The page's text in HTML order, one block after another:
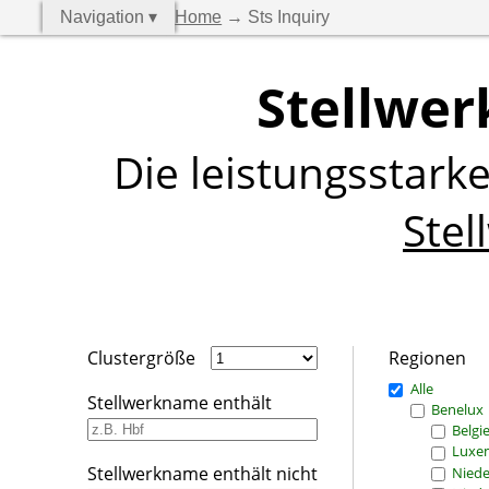
Navigation ▾ Home → Sts Inquiry
Die
Clustergröße
Stellwerkname enthält
Stellwerkname enthält nicht
Regionen
Alle
Benelux